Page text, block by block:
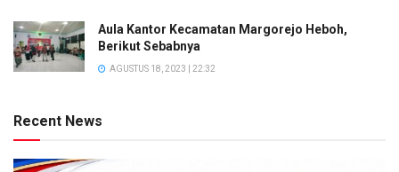
Aula Kantor Kecamatan Margorejo Heboh,
Berikut Sebabnya
AGUSTUS 18, 2023 | 22:32
Recent News